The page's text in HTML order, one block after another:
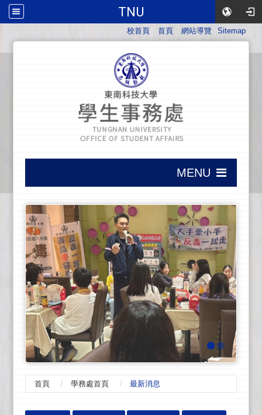
TNU
校首頁 首頁 網站導覽 Sitemap
MENU
首頁 學務處首頁 最新消息